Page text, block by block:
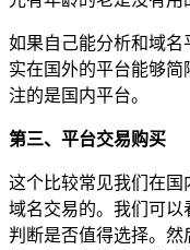
如果自己能分析和域
实在国外的平台能够
注的是国内平台。
第三、平台交易购买
这个比较常见我们在
域名交易的。我们可
判断是否值得选择。然